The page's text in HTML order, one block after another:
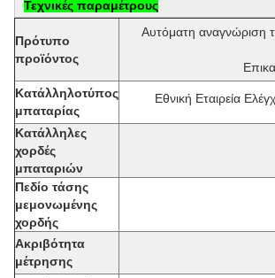
Τεχνικές παραμέτρους
Πρότυπο
προϊόντος
Αυτόματη αναγνώριση
Κατάλληλοτύπος
μπαταρίας
Εθνική Εταιρεία
Κατάλληλες
χορδές
μπαταριών
Πεδίο τάσης
μεμονωμένης
χορδής
Ακριβότητα
μέτρησης